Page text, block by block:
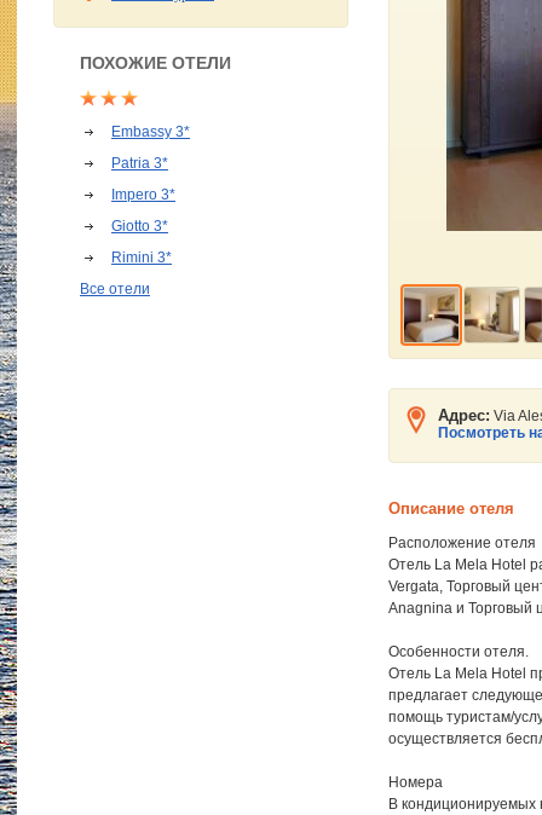
ПОХОЖИЕ ОТЕЛИ
Embassy 3*
Patria 3*
Impero 3*
Giotto 3*
Rimini 3*
Все отели
Адрес: Via
Посмотреть
Описание отеля
Расположение отеля
Отель La Mela Hotel
Vergata, Торговый
Anagnina и Торговый
Особенности отеля.
Отель La Mela Hotel
предлагает
помощь туристам/
осуществляется
Номера
В кондиционируемых